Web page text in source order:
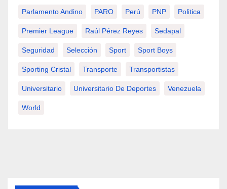
Parlamento Andino PARO Perú PNP Politica
Premier League Raúl Pérez Reyes Sedapal
Seguridad Selección Sport Sport Boys
Sporting Cristal Transporte Transportistas
Universitario Universitario De Deportes Venezuela
World